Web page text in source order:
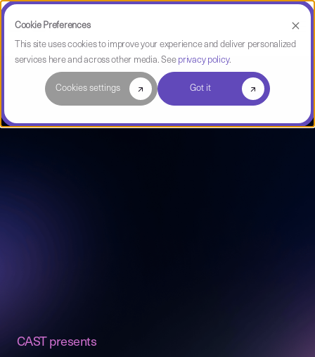
Cookie Preferences
This site uses cookies to improve your experience and deliver personalized
services here and across other media. See privacy policy.
Cookies settings Got it
CAST presents